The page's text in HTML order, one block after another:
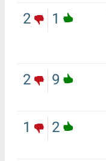
1
2
9
2
2
1